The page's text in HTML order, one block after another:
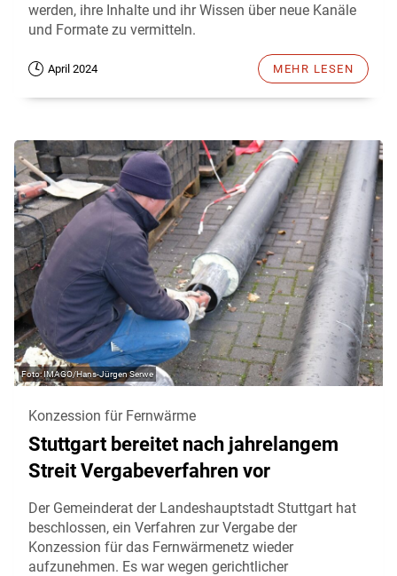
werden, ihre Inhalte und ihr Wissen über neue Kanäle
und Formate zu vermitteln.
April 2024 MEHR LESEN
IMAGO/Hans-Jürgen Serwe
Konzession für Fernwärme
Stuttgart bereitet nach jahrelangem
Streit Vergabeverfahren vor
Der Gemeinderat der Landeshauptstadt Stuttgart hat
beschlossen, ein Verfahren zur Vergabe der
Konzession für das Fernwärmenetz wieder
aufzunehmen. Es war wegen gerichtlicher